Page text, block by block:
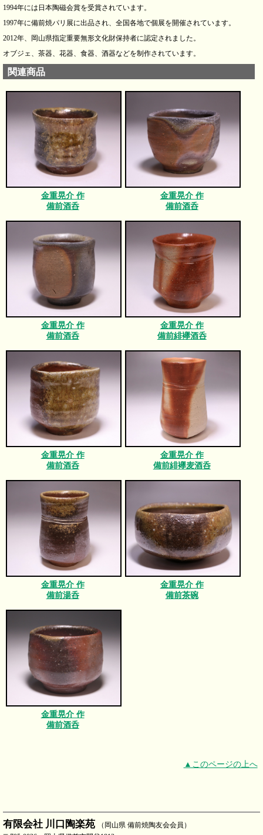
1994年には日本陶磁会賞を受賞されています。
1997年に備前焼パリ展に出品され、全国各地で個展を開催されています。
2012年、岡山県指定重要無形文化財保持者に認定されました。
オブジェ、茶器、花器、食器、酒器などを制作されています。
関連商品
金重晃介 作
備前酒呑
金重晃介 作
備前酒呑
金重晃介 作
備前酒呑
金重晃介 作
備前緋襷酒呑
金重晃介 作
備前酒呑
金重晃介 作
備前緋襷麦酒呑
金重晃介 作
備前湯呑
金重晃介 作
備前茶碗
金重晃介 作
備前酒呑
▲このページの上へ
有限会社 川口陶楽苑
（岡山県 備前焼陶友会会員）